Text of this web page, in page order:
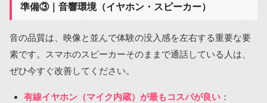
準備③｜音響環境（イヤホン・スピーカー）
音の品質は、映像と並んで体験の没入感を左右する重要な要
素です。スマホのスピーカーそのままで通話している人は、
ぜひ今すぐ改善してください。
有線イヤホン（マイク内蔵）が最もコスパが良い ：